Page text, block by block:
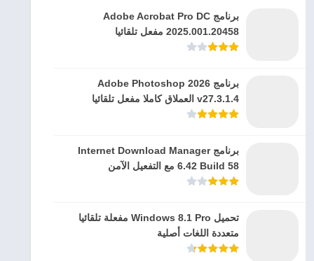
برنامج Adobe Acrobat Pro DC
2025.001.20458 مفعل تلقائيا
برنامج Adobe Photoshop 2026
v27.3.1.4 العملاق كاملا مفعل تلقائيا
برنامج Internet Download Manager
6.42 Build 58 مع التفعيل الآمن
تحميل Windows 8.1 Pro مفعلة تلقائيا
متعددة اللغات أصلية